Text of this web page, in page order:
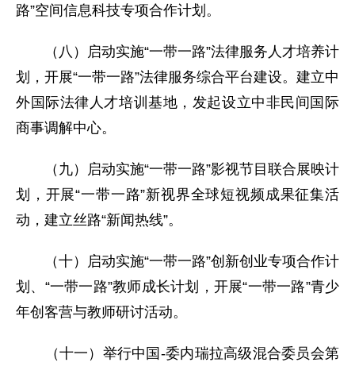
路”空间信息科技专项合作计划。
（八）启动实施“一带一路”法律服务人才培养计
划，开展“一带一路”法律服务综合平台建设。建立中
外国际法律人才培训基地，发起设立中非民间国际
商事调解中心。
（九）启动实施“一带一路”影视节目联合展映计
划，开展“一带一路”新视界全球短视频成果征集活
动，建立丝路“新闻热线”。
（十）启动实施“一带一路”创新创业专项合作计
划、“一带一路”教师成长计划，开展“一带一路”青少
年创客营与教师研讨活动。
（十一）举行中国-委内瑞拉高级混合委员会第